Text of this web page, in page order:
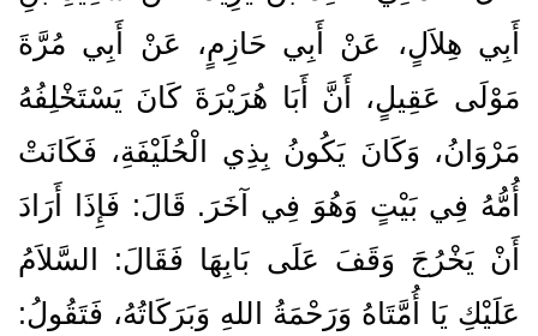
أَبِي هِلاَلٍ، عَنْ أَبِي حَازِمٍ، عَنْ أَبِي مُرَّةَ
مَوْلَى عَقِيلٍ، أَنَّ أَبَا هُرَيْرَةَ كَانَ يَسْتَخْلِفُهُ
مَرْوَانُ، وَكَانَ يَكُونُ بِذِي الْحُلَيْفَةِ، فَكَانَتْ
أُمُّهُ فِي بَيْتٍ وَهُوَ فِي آخَرَ‏.‏ قَالَ‏:‏ فَإِذَا أَرَادَ
أَنْ يَخْرُجَ وَقَفَ عَلَى بَابِهَا فَقَالَ‏:‏ السَّلاَمُ
عَلَيْكِ يَا أُمَّتَاهُ وَرَحْمَةُ اللهِ وَبَرَكَاتُهُ، فَتَقُولُ‏:‏